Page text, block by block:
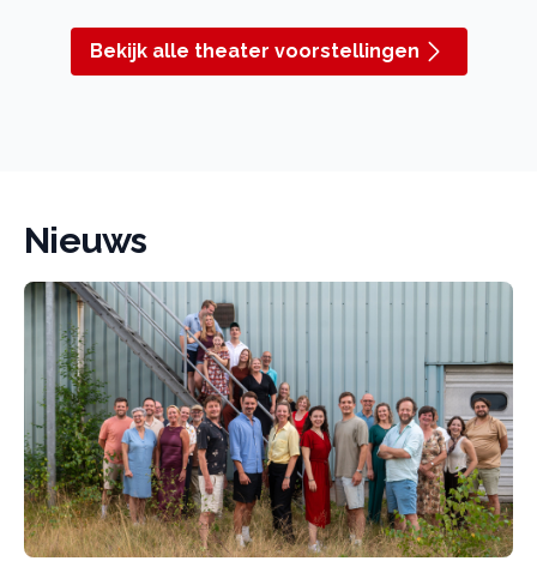
Bekijk alle theater voorstellingen
Nieuws